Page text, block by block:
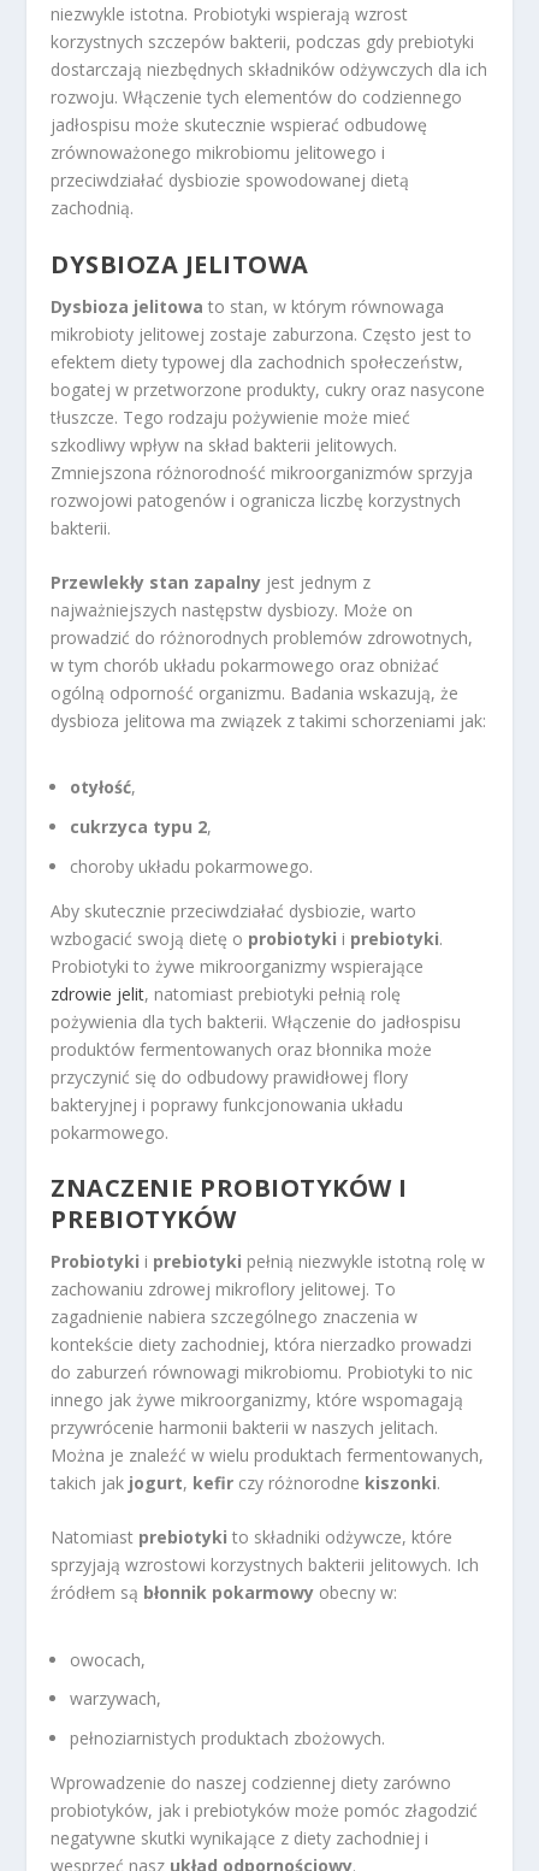
niezwykle istotna. Probiotyki wspierają wzrost
korzystnych szczepów bakterii, podczas gdy prebiotyki
dostarczają niezbędnych składników odżywczych dla ich
rozwoju. Włączenie tych elementów do codziennego
jadłospisu może skutecznie wspierać odbudowę
zrównoważonego mikrobiomu jelitowego i
przeciwdziałać dysbiozie spowodowanej dietą
zachodnią.
DYSBIOZA JELITOWA
Dysbioza jelitowa to stan, w którym równowaga
mikrobioty jelitowej zostaje zaburzona. Często jest to
efektem diety typowej dla zachodnich społeczeństw,
bogatej w przetworzone produkty, cukry oraz nasycone
tłuszcze. Tego rodzaju pożywienie może mieć
szkodliwy wpływ na skład bakterii jelitowych.
Zmniejszona różnorodność mikroorganizmów sprzyja
rozwojowi patogenów i ogranicza liczbę korzystnych
bakterii.
Przewlekły stan zapalny jest jednym z
najważniejszych następstw dysbiozy. Może on
prowadzić do różnorodnych problemów zdrowotnych,
w tym chorób układu pokarmowego oraz obniżać
ogólną odporność organizmu. Badania wskazują, że
dysbioza jelitowa ma związek z takimi schorzeniami jak:
otyłość,
cukrzyca typu 2,
choroby układu pokarmowego.
Aby skutecznie przeciwdziałać dysbiozie, warto
wzbogacić swoją dietę o probiotyki i prebiotyki.
Probiotyki to żywe mikroorganizmy wspierające
zdrowie jelit, natomiast prebiotyki pełnią rolę
pożywienia dla tych bakterii. Włączenie do jadłospisu
produktów fermentowanych oraz błonnika może
przyczynić się do odbudowy prawidłowej flory
bakteryjnej i poprawy funkcjonowania układu
pokarmowego.
ZNACZENIE PROBIOTYKÓW I
PREBIOTYKÓW
Probiotyki i prebiotyki pełnią niezwykle istotną rolę w
zachowaniu zdrowej mikroflory jelitowej. To
zagadnienie nabiera szczególnego znaczenia w
kontekście diety zachodniej, która nierzadko prowadzi
do zaburzeń równowagi mikrobiomu. Probiotyki to nic
innego jak żywe mikroorganizmy, które wspomagają
przywrócenie harmonii bakterii w naszych jelitach.
Można je znaleźć w wielu produktach fermentowanych,
takich jak jogurt, kefir czy różnorodne kiszonki.
Natomiast prebiotyki to składniki odżywcze, które
sprzyjają wzrostowi korzystnych bakterii jelitowych. Ich
źródłem są błonnik pokarmowy obecny w:
owocach,
warzywach,
pełnoziarnistych produktach zbożowych.
Wprowadzenie do naszej codziennej diety zarówno
probiotyków, jak i prebiotyków może pomóc złagodzić
negatywne skutki wynikające z diety zachodniej i
wesprzeć nasz układ odpornościowy.